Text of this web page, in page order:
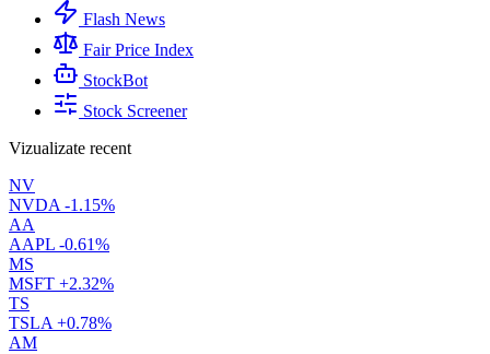
Flash News
Fair Price Index
StockBot
Stock Screener
Vizualizate recent
NV
NVDA -1.15%
AA
AAPL -0.61%
MS
MSFT +2.32%
TS
TSLA +0.78%
AM